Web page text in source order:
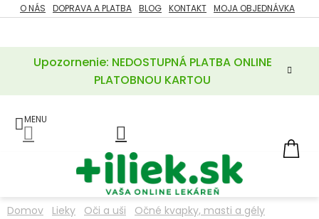
Prejsť
na
Upozornenie: NEDOSTUPNÁ PLATBA ONLINE
PLATOBNOU KARTOU
O NÁS DOPRAVA A PLATBA BLOG KONTAKT MOJA OBJEDNÁVKA
ZĽAVY
POTREBY
A
LIEKY
Domov Lieky Oči a uši
Očné kvapky, masti a gély